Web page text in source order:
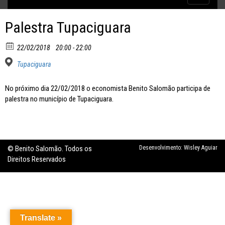
Palestra Tupaciguara
22/02/2018 20:00 - 22:00
Tupaciguara
No próximo dia 22/02/2018 o economista Benito Salomão participa de
palestra no município de Tupaciguara.
© Benito Salomão. Todos os
Direitos Reservados
Desenvolvimento: Wisley Aguiar
Translate »